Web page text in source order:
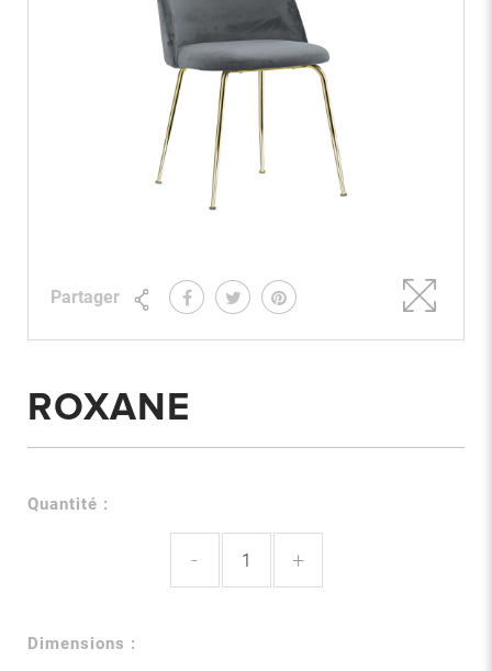
Partager
ROXANE
Quantité :
- +
Dimensions :